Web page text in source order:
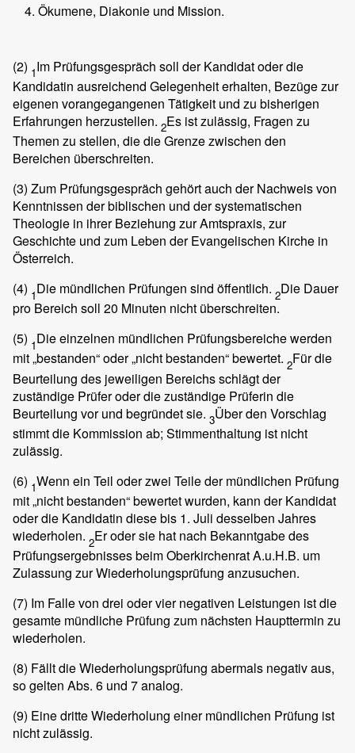
Ökumene, Diakonie und Mission.
(2) 1Im Prüfungsgespräch soll der Kandidat oder die
Kandidatin ausreichend Gelegenheit erhalten, Bezüge zur
eigenen vorangegangenen Tätigkeit und zu bisherigen
Erfahrungen herzustellen. 2Es ist zulässig, Fragen zu
Themen zu stellen, die die Grenze zwischen den
Bereichen überschreiten.
(3) Zum Prüfungsgespräch gehört auch der Nachweis von
Kenntnissen der biblischen und der systematischen
Theologie in ihrer Beziehung zur Amtspraxis, zur
Geschichte und zum Leben der Evangelischen Kirche in
Österreich.
(4) 1Die mündlichen Prüfungen sind öffentlich. 2Die Dauer
pro Bereich soll 20 Minuten nicht überschreiten.
(5) 1Die einzelnen mündlichen Prüfungsbereiche werden
mit „bestanden“ oder „nicht bestanden“ bewertet. 2Für die
Beurteilung des jeweiligen Bereichs schlägt der
zuständige Prüfer oder die zuständige Prüferin die
Beurteilung vor und begründet sie. 3Über den Vorschlag
stimmt die Kommission ab; Stimmenthaltung ist nicht
zulässig.
(6) 1Wenn ein Teil oder zwei Teile der mündlichen Prüfung
mit „nicht bestanden“ bewertet wurden, kann der Kandidat
oder die Kandidatin diese bis 1. Juli desselben Jahres
wiederholen. 2Er oder sie hat nach Bekanntgabe des
Prüfungsergebnisses beim Oberkirchenrat A.u.H.B. um
Zulassung zur Wiederholungsprüfung anzusuchen.
(7) Im Falle von drei oder vier negativen Leistungen ist die
gesamte mündliche Prüfung zum nächsten Haupttermin zu
wiederholen.
(8) Fällt die Wiederholungsprüfung abermals negativ aus,
so gelten Abs. 6 und 7 analog.
(9) Eine dritte Wiederholung einer mündlichen Prüfung ist
nicht zulässig.